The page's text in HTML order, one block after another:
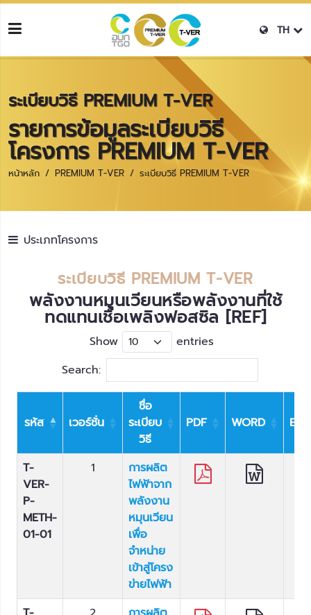
TH
ระเบียบวิธี PREMIUM T-VER
รายการข้อมูลระเบียบวิธี
โครงการ PREMIUM T-VER
หน้าหลัก PREMIUM T-VER ระเบียบวิธี PREMIUM T-VER
ประเภทโครงการ
ระเบียบวิธี PREMIUM T-VER
พลังงานหมุนเวียนหรือพลังงานที่ใช้
ทดแทนเชื้อเพลิงฟอสซิล [REF]
Show
entries
Search:
รหัส เวอร์ชั่น
ชื่อ
ระเบียบ
วิธี
PDF WORD
T-
VER-
P-
METH-
01-01
1
การผลิต
ไฟฟ้าจาก
พลังงาน
หมุนเวียน
เพื่อ
จำหน่าย
เข้าสู่โครง
ข่ายไฟฟ้า